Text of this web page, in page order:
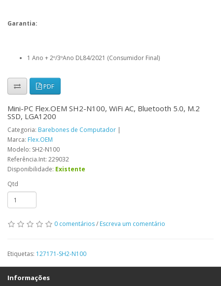
Garantia:
1 Ano + 2º/3ºAno DL84/2021 (Consumidor Final)
PDF
Mini-PC Flex.OEM SH2-N100, WiFi AC, Bluetooth 5.0, M.2
SSD, LGA1200
Categoria: Barebones de Computador |
Marca: Flex.OEM
Modelo: SH2-N100
Referência.Int: 229032
Disponibilidade: Existente
Qtd
0 comentários/ Escreva um comentário
Etiquetas: 127171-SH2-N100
Informações